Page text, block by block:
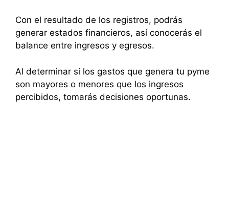
Con el resultado de los registros, podrás
generar estados financieros, así conocerás el
balance entre ingresos y egresos.
Al determinar si los gastos que genera tu pyme
son mayores o menores que los ingresos
percibidos, tomarás decisiones oportunas.